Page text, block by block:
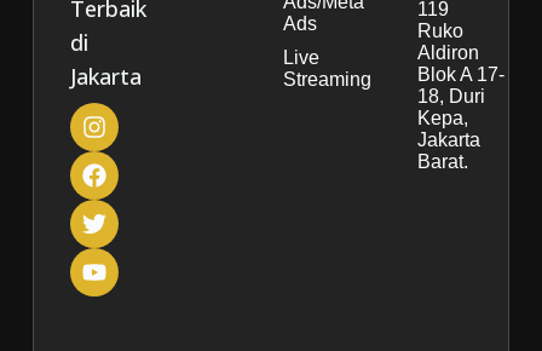
Terbaik
di
Jakarta
Ads
Live
Streaming
119
Ruko
Aldiron
Blok A 17-
18, Duri
Kepa,
Jakarta
Barat.